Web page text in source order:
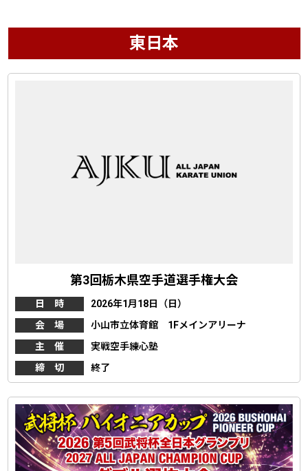
東日本
第3回栃木県空手道選手権大会
日 時
2026年1月18日（日）
会 場
小山市立体育館 1Fメインアリーナ
主 催
実戦空手練心塾
締 切
終了